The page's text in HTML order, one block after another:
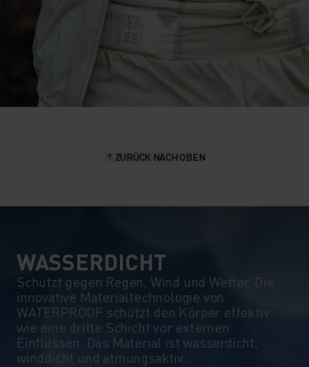
ZURÜCK NACH OBEN
WASSERDICHT
Schützt gegen Regen, Wind und Wetter. Die
innovative Materialtechnologie von
WATERPROOF schützt den Körper effektiv
wie eine dritte Schicht vor externen
Einflüssen. Das Material ist wasserdicht,
winddicht und atmungsaktiv.